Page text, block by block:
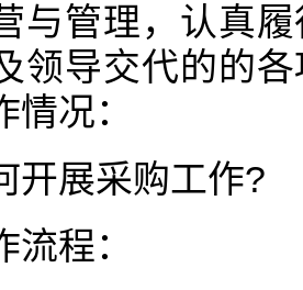
与管理，认真
领导交代的的
况：
开展采购工作?
流程：